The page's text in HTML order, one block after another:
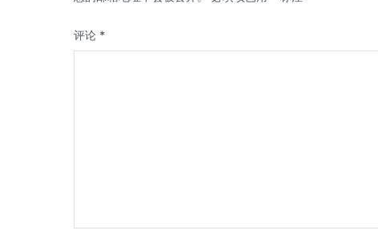
评论 *